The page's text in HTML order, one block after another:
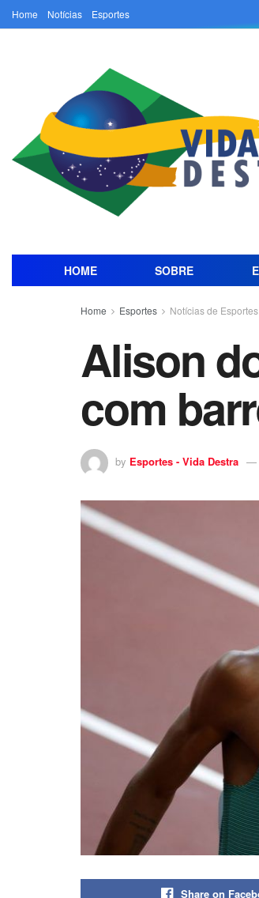
Home Notícias Esportes
HOME SOBRE
Home Esportes Notícias de Esportes
Alison
com
by Esportes - Vida Destra
Share on